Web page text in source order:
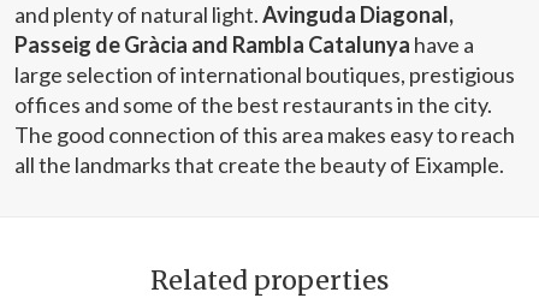
and plenty of natural light.Avinguda Diagonal,
Passeig de Gràcia and Rambla Catalunya have a
large selection of international boutiques, prestigious
offices and some of the best restaurants in the city.
The good connection of this area makes easy to reach
all the landmarks that create the beauty of Eixample.
Related properties